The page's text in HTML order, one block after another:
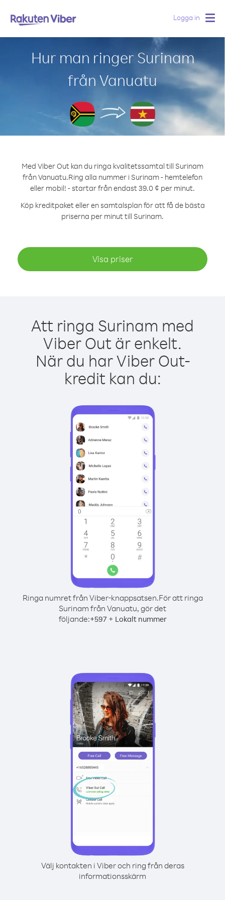
Logga in
Hur man ringer Surinam
från Vanuatu
Med Viber Out kan du ringa kvalitetssamtal till Surinam
från Vanuatu.Ring alla nummer i Surinam - hemtelefon
eller mobil! - startar från endast 39.0 ¢ per minut.
Köp kreditpaket eller en samtalsplan för att få de bästa
priserna per minut till Surinam.
Visa priser
Att ringa Surinam med
Viber Out är enkelt.
När du har Viber Out-
kredit kan du:
Ringa numret från Viber-knappsatsen.För att ringa
Surinam från Vanuatu, gör det
följande:+597+ Lokalt nummer
Välj kontakten i Viber och ring från deras
informationsskärm